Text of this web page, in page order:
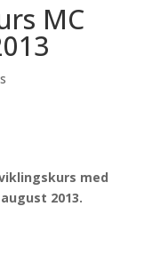
MC
med
2013.